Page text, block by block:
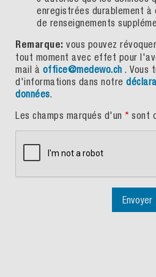
enregistrées durablement
de renseignements
Remarque: vous pouvez
tout moment avec effet pour
mail à office@medewo.ch . Vous
d'informations dans notre
données.
Les champs marqués d'un * sont
Envoyer